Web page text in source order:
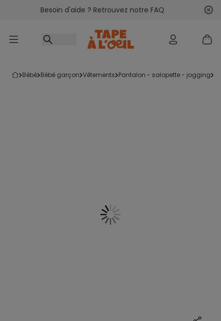
Accéder au contenu
Besoin d'aide ? Retrouvez notre FAQ
bébé bébé garçon vêtements pantalon - salopette - jogging